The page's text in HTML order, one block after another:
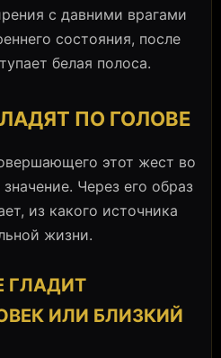
с давними врагами
состояния, после
белая полоса.
ПО ГОЛОВЕ
этот жест во
Через его образ
из какого источника
жизни.
ГЛАДИТ
ИЛИ БЛИЗКИЙ